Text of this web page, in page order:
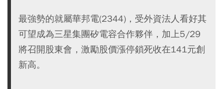
最強勢的就屬華邦電(2344)，受外資法人看好其
可望成為三星集團矽電容合作夥伴，加上5/29
將召開股東會，激勵股價漲停鎖死收在141元創
新高。